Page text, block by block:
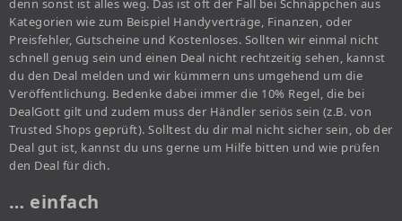
denn sonst ist alles weg. Das ist oft der Fall bei Schnäppchen aus
Kategorien wie zum Beispiel Handyverträge, Finanzen, oder
Preisfehler, Gutscheine und Kostenloses. Sollten wir einmal nicht
schnell genug sein und einen Deal nicht rechtzeitig sehen, kannst
du den Deal melden und wir kümmern uns umgehend um die
Veröffentlichung. Bedenke dabei immer die 10% Regel, die bei
DealGott gilt und zudem muss der Händler seriös sein (z.B. von
Trusted Shops geprüft). Solltest du dir mal nicht sicher sein, ob der
Deal gut ist, kannst du uns gerne um Hilfe bitten und wie prüfen
den Deal für dich.
… einfach